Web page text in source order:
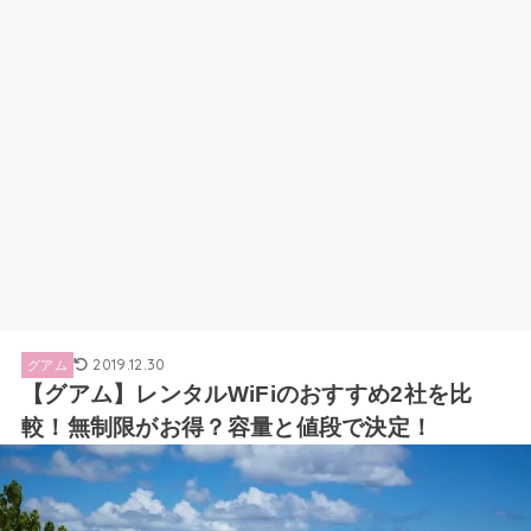
グアム 2019.12.30
【グアム】レンタルWiFiのおすすめ2社を比
較！無制限がお得？容量と値段で決定！